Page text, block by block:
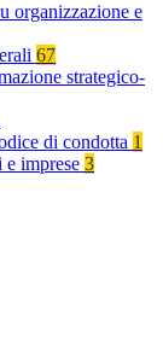
organizzazione e
67
strategico-
di condotta 1
imprese 3